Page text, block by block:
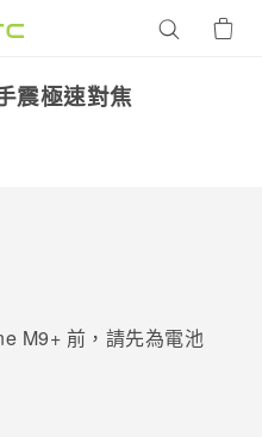
震極速對焦‎
M9+ 前，請先為電池